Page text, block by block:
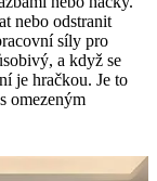
nebo odstranit
síly pro
a když se
je hračkou. Je to
omezeným